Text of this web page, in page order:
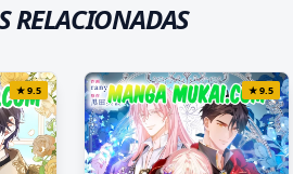
RELACIONADAS
★9.5 ★9.5